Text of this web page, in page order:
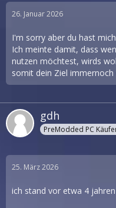
26. Januar 2026
I'm sorry aber du hast
Ich meinte damit, dass
nutzen möchtest, wirds
somit dein Ziel immernoch
gdh
PreModded PC
25. März 2026
ich stand vor etwa 4